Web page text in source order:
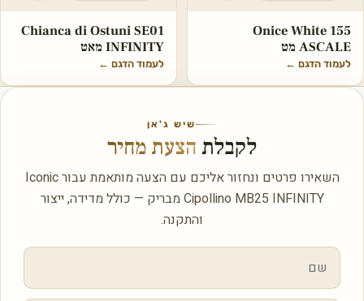
Onice White 155
ASCALE מט
לעמוד הדגם ←
Chianca di Ostuni SE01
INFINITY מאט
לעמוד הדגם ←
שיש ג'אן
לקבלת הצעת מחיר
השאירו פרטים ונחזור אליכם עם הצעה מותאמת עבור Iconic
Cipollino MB25 INFINITY מבריק — כולל מדידה, ייצור
והתקנה.